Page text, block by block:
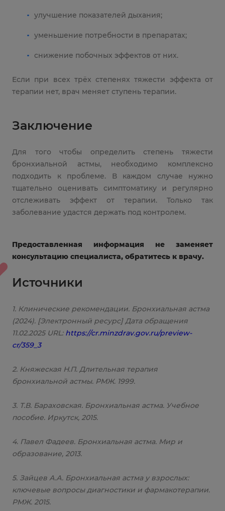
улучшение показателей дыхания;
уменьшение потребности в препаратах;
снижение побочных эффектов от них.
Если при всех трёх степенях тяжести эффекта от
терапии нет, врач меняет ступень терапии.
Заключение
Для того чтобы определить степень тяжести
бронхиальной астмы, необходимо комплексно
подходить к проблеме. В каждом случае нужно
тщательно оценивать симптоматику и регулярно
отслеживать эффект от терапии. Только так
заболевание удастся держать под контролем.
Предоставленная информация не заменяет
консультацию специалиста, обратитесь к врачу.
Источники
1. Клинические рекомендации. Бронхиальная астма
(2024). [Электронный ресурс] Дата обращения
11.02.2025 URL: https://cr.minzdrav.gov.ru/preview-
cr/359_3
2. Княжеская Н.П. Длительная терапия
бронхиальной астмы. РМЖ. 1999.
3. Т.В. Бараховская. Бронхиальная астма. Учебное
пособие. Иркутск, 2015.
4. Павел Фадеев. Бронхиальная астма. Мир и
образование, 2013.
5. Зайцев А.А. Бронхиальная астма у взрослых:
ключевые вопросы диагностики и фармакотерапии.
РМЖ. 2015.